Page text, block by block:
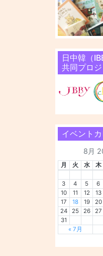
日中韓（
共同プロジ
イベント
8月
月 火 水 木
3
4 5 6
10
11 12 13
17
18 19 20
24
25 26 27
31
« 7月